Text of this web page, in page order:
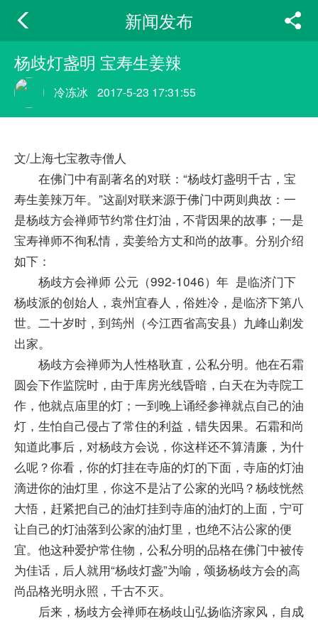
新闻发布
杨歧灯盏明 宝寿生姜辣
冷冻冰 2017-5-23 17:31:55
文/上海七宝教寺僧人
在佛门中有副著名的对联：“杨歧灯盏明千古，宝
寿生姜辣万年。”这副对联来源于佛门中两则典故：一
是杨歧方会禅师节约常住灯油，不背因果的故事；一是
宝寿禅师不徇私情，卖姜给方丈和尚的故事。分别介绍
如下：
杨歧方会禅师 公元（992-1046）年 是临济门下
杨歧派的创始人，袁州宜春人，俗姓冷，是临济下第八
世。二十岁时，到筠州（今江西省高安县）九峰山剃发
出家。
杨歧方会禅师为人性格耿直，公私分明。他在石霜
圆会下作监院时，由于库房光线昏暗，白天在为寺院工
作，他就点庙里的灯；一到晚上诵经参禅就点自己的油
灯，生怕自己侵占了常住的利益，错失因果。石霜和尚
知道此事后，对杨歧方会说，你这样还不算清廉，为什
么呢？你看，你的灯挂在寺庙的灯的下面，寺庙的灯油
滴进你的油灯里，你这不是沾了公家的光吗？杨歧恍然
大悟，赶紧把自己的油灯挂到寺庙的油灯的上面，宁可
让自己的灯油落到公家的油灯里，也绝不沾公家的便
宜。他这种爱护常住物，公私分明的品格在佛门中被传
为佳话，后人就用“杨歧灯盏”为喻，颂扬杨歧方会的高
尚品格光明永照，千古不灭。
后来，杨歧方会禅师在杨歧山弘扬临济家风，自成